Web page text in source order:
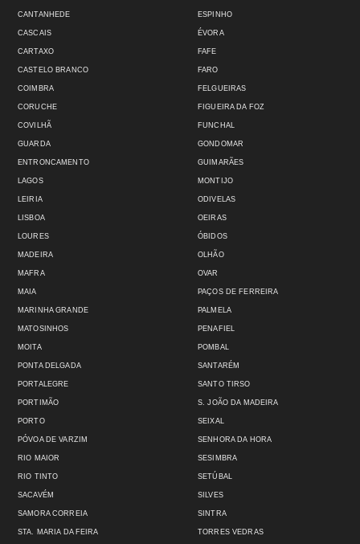
CANTANHEDE
CASCAIS
CARTAXO
CASTELO BRANCO
COIMBRA
CORUCHE
COVILHÃ
GUARDA
ENTRONCAMENTO
ESPINHO
ÉVORA
FAFE
FARO
FELGUEIRAS
FIGUEIRA DA FOZ
FUNCHAL
GONDOMAR
GUIMARÃES
LAGOS
LEIRIA
LISBOA
LOURES
MADEIRA
MAFRA
MAIA
MARINHA GRANDE
MATOSINHOS
MOITA
MONTIJO
ODIVELAS
OEIRAS
ÓBIDOS
OLHÃO
OVAR
PAÇOS DE FERREIRA
PALMELA
PENAFIEL
POMBAL
PONTA DELGADA
PORTALEGRE
PORTIMÃO
PORTO
PÓVOA DE VARZIM
RIO MAIOR
RIO TINTO
SACAVÉM
SAMORA CORREIA
STA. MARIA DA FEIRA
SANTARÉM
SANTO TIRSO
S. JOÃO DA MADEIRA
SEIXAL
SENHORA DA HORA
SESIMBRA
SETÚBAL
SILVES
SINTRA
TORRES VEDRAS